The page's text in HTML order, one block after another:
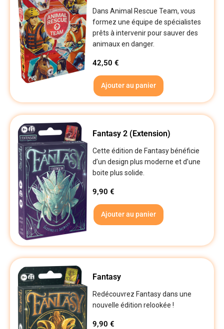
Dans Animal Rescue Team, vous
formez une équipe de spécialistes
prêts à intervenir pour sauver des
animaux en danger.
42,50€
Ajouter au panier
Fantasy 2 (Extension)
Cette édition de Fantasy bénéficie
d’un design plus moderne et d’une
boite plus solide.
9,90€
Ajouter au panier
Fantasy
Redécouvrez Fantasy dans une
nouvelle édition relookée !
9,90€